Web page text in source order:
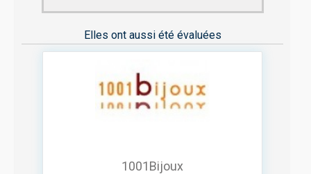
Elles ont aussi été évaluées
1001Bijoux